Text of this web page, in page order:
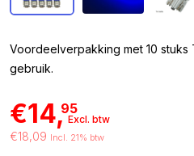
Voordeelverpakking met 10 stuks
gebruik.
€14,95
Excl. btw
€18,09 Incl. 21% btw